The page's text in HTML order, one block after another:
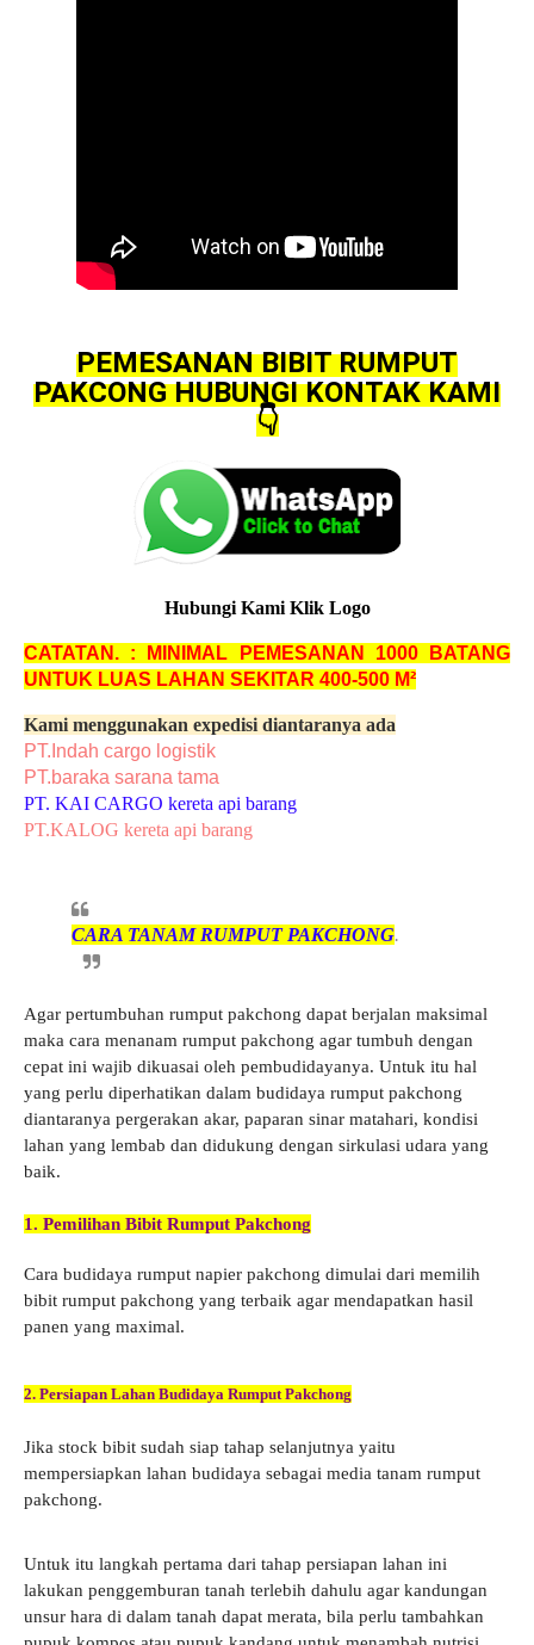
PEMESANAN BIBIT RUMPUT
PAKCONG HUBUNGI KONTAK KAMI
👇
Hubungi Kami Klik Logo
CATATAN. : MINIMAL PEMESANAN 1000 BATANG
UNTUK LUAS LAHAN SEKITAR 400-500 M²
Kami menggunakan expedisi diantaranya ada
PT.Indah cargo logistik
PT.baraka sarana tama
PT. KAI CARGO kereta api barang
PT.KALOG kereta api barang
CARA TANAM RUMPUT PAKCHONG.
Agar pertumbuhan rumput pakchong dapat berjalan maksimal
maka cara menanam rumput pakchong agar tumbuh dengan
cepat ini wajib dikuasai oleh pembudidayanya. Untuk itu hal
yang perlu diperhatikan dalam budidaya rumput pakchong
diantaranya pergerakan akar, paparan sinar matahari, kondisi
lahan yang lembab dan didukung dengan sirkulasi udara yang
baik.
1. Pemilihan Bibit Rumput Pakchong
Cara budidaya rumput napier pakchong dimulai dari memilih
bibit rumput pakchong yang terbaik agar mendapatkan hasil
panen yang maximal.
2. Persiapan Lahan Budidaya Rumput Pakchong
Jika stock bibit sudah siap tahap selanjutnya yaitu
mempersiapkan lahan budidaya sebagai media tanam rumput
pakchong.
Untuk itu langkah pertama dari tahap persiapan lahan ini
lakukan penggemburan tanah terlebih dahulu agar kandungan
unsur hara di dalam tanah dapat merata, bila perlu tambahkan